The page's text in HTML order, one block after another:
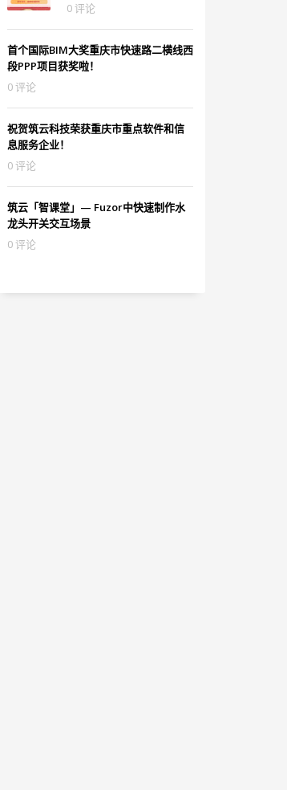
0 评论
首个国际BIM大奖重庆市快速路二横线西
段PPP项目获奖啦！
0 评论
祝贺筑云科技荣获重庆市重点软件和信
息服务企业！
0 评论
筑云「智课堂」— Fuzor中快速制作水
龙头开关交互场景
0 评论